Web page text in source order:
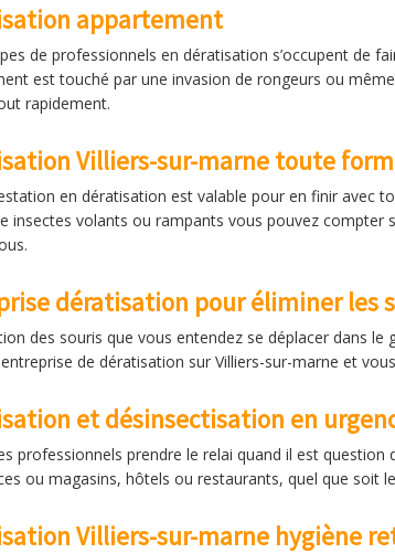
appartement
de professionnels en dératisation s’occupent de
est touché par une invasion de rongeurs ou
rapidement.
Villiers-sur-marne toute
en dératisation est valable pour en finir avec
insectes volants ou rampants vous pouvez compter
dératisation pour éliminer les
des souris que vous entendez se déplacer dans
de dératisation sur Villiers-sur-marne et
et désinsectisation en
professionnels prendre le relai quand il est
ou magasins, hôtels ou restaurants, quel que soit
Villiers-sur-marne hygiène